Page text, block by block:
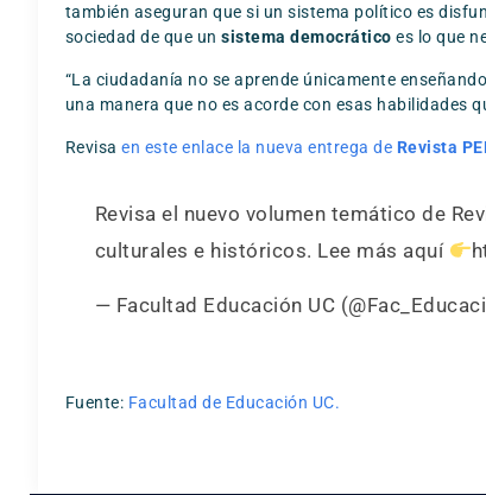
también aseguran que si un sistema político es
sociedad de que unsistema democráticoes lo que
“La ciudadanía no se aprende únicamente
una manera que no es acorde con esas habilidades
Revisaen este enlace la nueva entrega de Revista
Revisa el nuevo volumen temático de
culturales e históricos. Lee más aquí
— Facultad Educación UC
Fuente: Facultad de Educación UC.